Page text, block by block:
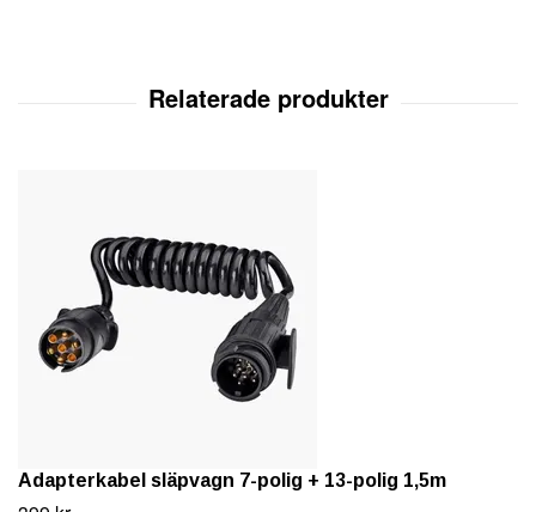
Adapterkabel släpvagn 7-polig + 13-polig 1,5m